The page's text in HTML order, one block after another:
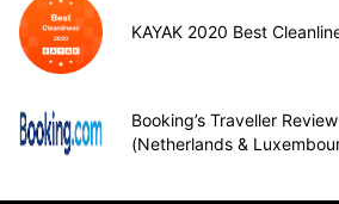
KAYAK 2020 Best
Booking’s Traveller
(Netherlands &